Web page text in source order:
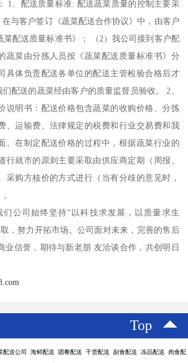
1、配送质量标准: 配送蔬菜质量的控制主要采
与客户签订《蔬菜配送合作协议》中，由客户
菜配送质量标准书》； （2）我公司接到客户配
蔬菜由分拣人员按《蔬菜配送质量标准书》分
具体负责配送各单位的配送主管检验合格后才
配送的蔬菜经由客户的质量监督员验收。 2、
说明书：配送价格包含蔬菜的收购价格、分拣
、运输费、法律规定的税费和行业交易费和我
。在制定配送价格的过程中，根据蔬菜行业的
行就市的原则主要采取由供应商定期（周报、
采购方核价的方式进行（当有分歧的意见时，
公司始终坚持“以科技求发展，以质量求生
，努力开拓市场。公司面对未来，完善的售后
业信誉，期待与新老朋 友洽谈合作，共创明日
Top
配送公司 海鲜配送 团餐配送 干货配送 副食配送 冻品配送 肉食配